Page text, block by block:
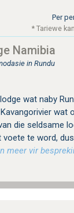
Per
* Tariewe
Namibia
in Rundu
wat naby
wat
die seldsame
voete te word,
meer vir